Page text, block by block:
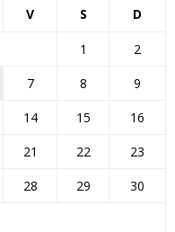
V S D
1
2
7 8
9
14 15
16
21 22
23
28 29
30